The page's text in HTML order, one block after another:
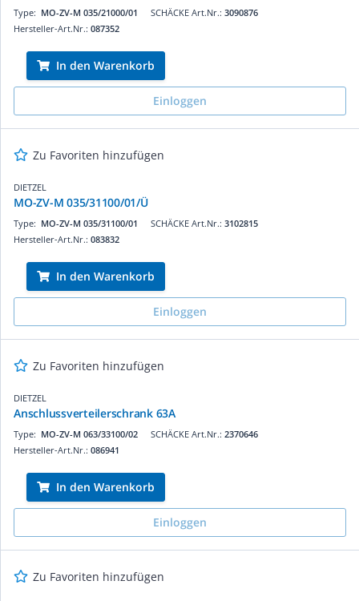
SCHÄCKE Art.Nr.: 3090876
Type: MO-ZV-M 035/21000/01
Hersteller-Art.Nr.: 087352
In den Warenkorb
Einloggen
Zu Favoriten hinzufügen
DIETZEL
MO-ZV-M 035/31100/01/Ü
SCHÄCKE Art.Nr.: 3102815
Type: MO-ZV-M 035/31100/01
Hersteller-Art.Nr.: 083832
In den Warenkorb
Einloggen
Zu Favoriten hinzufügen
DIETZEL
Anschlussverteilerschrank 63A
SCHÄCKE Art.Nr.: 2370646
Type: MO-ZV-M 063/33100/02
Hersteller-Art.Nr.: 086941
In den Warenkorb
Einloggen
Zu Favoriten hinzufügen